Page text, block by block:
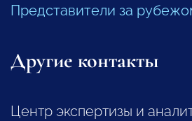
Представители за
Другие контакты
Центр экспертизы и